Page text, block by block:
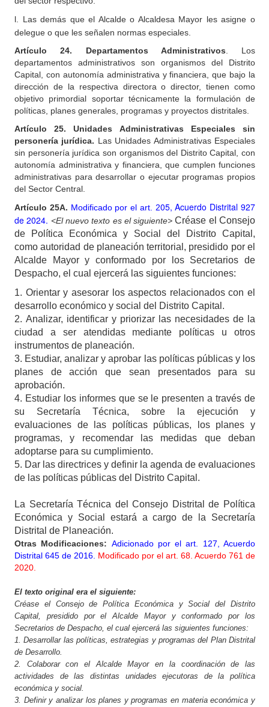
l.
Las demás que el Alcalde o Alcaldesa Mayor les asigne o
delegue o que les señalen normas especiales.
Artículo24. Departamentos Administrativos . Los
departamentos administrativos son organismos del Distrito
Capital, con autonomía administrativa y financiera, que bajo la
dirección de la respectiva directora o director, tienen como
objetivo primordial soportar técnicamente la formulación de
políticas, planes generales, programas y proyectos distritales.
Artículo25. Unidades Administrativas Especiales sin
personería jurídica. Las Unidades Administrativas Especiales
sin personería jurídica son organismos del Distrito Capital, con
autonomía administrativa y financiera, que cumplen funciones
administrativas para desarrollar o ejecutar programas propios
del Sector Central.
Artículo 25A. Modificado por el art. 205, Acuerdo Distrital 927
de 2024. <El nuevo texto es el siguiente>Créase el Consejo
de Política Económica y Social del Distrito Capital,
como autoridad de planeación territorial, presidido por el
Alcalde Mayor y conformado por los Secretarios de
Despacho, el cual ejercerá las siguientes funciones:
1. Orientar y asesorar los aspectos relacionados con el
desarrollo económico y social del Distrito Capital.
2. Analizar, identificar y priorizar las necesidades de la
ciudad a ser atendidas mediante políticas u otros
instrumentos de planeación.
3. Estudiar, analizar y aprobar las políticas públicas y los
planes de acción que sean presentados para su
aprobación.
4. Estudiar los informes que se le presenten a través de
su Secretaría Técnica, sobre la ejecución y
evaluaciones de las políticas públicas, los planes y
programas, y recomendar las medidas que deban
adoptarse para su cumplimiento.
5. Dar las directrices y definir la agenda de evaluaciones
de las políticas públicas del Distrito Capital.
La Secretaría Técnica del Consejo Distrital de Política
Económica y Social estará a cargo de la Secretaría
Distrital de Planeación.
Otras Modificaciones: Adicionado por el art. 127, Acuerdo
Distrital 645 de 2016. Modificado por el art. 68. Acuerdo 761 de
2020.
El texto original era el siguiente:
Créase el Consejo de Política Económica y Social del Distrito
Capital, presidido por el Alcalde Mayor y conformado por los
Secretarios de Despacho, el cual ejercerá las siguientes funciones:
1. Desarrollar las políticas, estrategias y programas del Plan Distrital
de Desarrollo.
2. Colaborar con el Alcalde Mayor en la coordinación de las
actividades de las distintas unidades ejecutoras de la política
económica y social.
3. Definir y analizar los planes y programas en materia económica y